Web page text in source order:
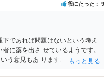
役にたった 9
であれば問題はないという考え
に薬を出さ せているようです。
う意見もあ りますね。 また患者
くなるようです。 したがって、